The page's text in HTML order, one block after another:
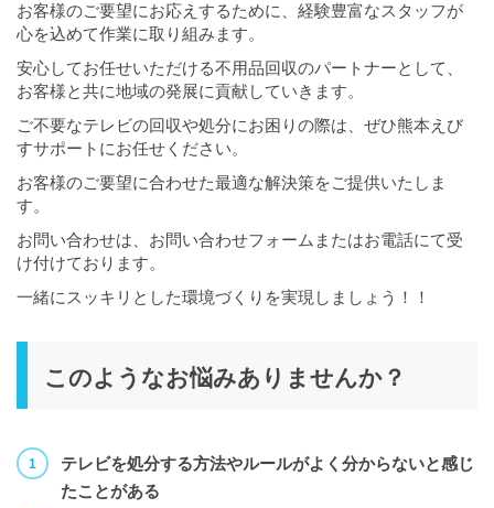
お客様のご要望にお応えするために、経験豊富なスタッフが
心を込めて作業に取り組みます。
安心してお任せいただける不用品回収のパートナーとして、
お客様と共に地域の発展に貢献していきます。
ご不要なテレビの回収や処分にお困りの際は、ぜひ熊本えび
すサポートにお任せください。
お客様のご要望に合わせた最適な解決策をご提供いたしま
す。
お問い合わせは、お問い合わせフォームまたはお電話にて受
け付けております。
一緒にスッキリとした環境づくりを実現しましょう！！
このようなお悩みありませんか？
テレビを処分する方法やルールがよく分からないと感じ
たことがある